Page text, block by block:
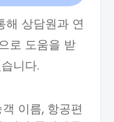
해 상담원과 연
로 도움을 받
니다.
이름, 항공편